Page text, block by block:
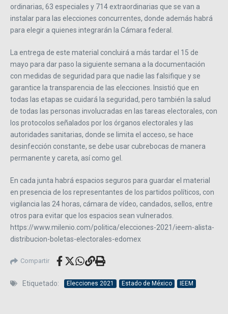
ordinarias, 63 especiales y 714 extraordinarias que se van a
instalar para las elecciones concurrentes, donde además habrá
para elegir a quienes integrarán la Cámara federal.
La entrega de este material concluirá a más tardar el 15 de
mayo para dar paso la siguiente semana a la documentación
con medidas de seguridad para que nadie las falsifique y se
garantice la transparencia de las elecciones. Insistió que en
todas las etapas se cuidará la seguridad, pero también la salud
de todas las personas involucradas en las tareas electorales, con
los protocolos señalados por los órganos electorales y las
autoridades sanitarias, donde se limita el acceso, se hace
desinfección constante, se debe usar cubrebocas de manera
permanente y careta, así como gel.
En cada junta habrá espacios seguros para guardar el material
en presencia de los representantes de los partidos políticos, con
vigilancia las 24 horas, cámara de vídeo, candados, sellos, entre
otros para evitar que los espacios sean vulnerados.
https://www.milenio.com/politica/elecciones-2021/ieem-alista-
distribucion-boletas-electorales-edomex
Compartir
Etiquetado: Elecciones 2021 Estado de México IEEM